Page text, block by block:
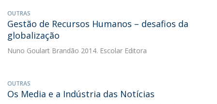
OUTRAS
Gestão de Recursos Humanos – desafios da
globalização
Nuno Goulart Brandão 2014. Escolar Editora
OUTRAS
Os Media e a Indústria das Notícias